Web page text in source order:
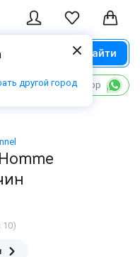
другой город
Найти
Написать в WhatsApp
10)